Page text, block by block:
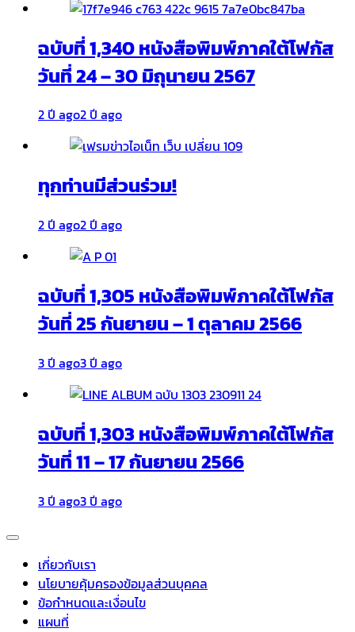
ฉบับที่ 1,340 หนังสือพิมพ์ภาคใต้โฟกัส
วันที่ 24 – 30 มิถุนายน 2567
2 ปี ago2 ปี ago
ทุกท่านมีส่วนร่วม!
2 ปี ago2 ปี ago
ฉบับที่ 1,305 หนังสือพิมพ์ภาคใต้โฟกัส
วันที่ 25 กันยายน – 1 ตุลาคม 2566
3 ปี ago3 ปี ago
ฉบับที่ 1,303 หนังสือพิมพ์ภาคใต้โฟกัส
วันที่ 11 – 17 กันยายน 2566
3 ปี ago3 ปี ago
เกี่ยวกับเรา
นโยบายคุ้มครองข้อมูลส่วนบุคคล
ข้อกำหนดและเงื่อนไข
แผนที่